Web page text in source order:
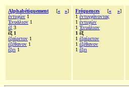
Alphabétiquement [« »]
ἐντυχὼν 1
Ἐνυάλιον 1
ἐξ 3
ἓξ 1
ἐξαίρετον 1
ἐξέθανον 1
ἕξει 1
Fréquences [« »]
1 ἐντυγχάνοντας
1 ἐντυχὼν
1 Ἐνυάλιον
1 ἓξ
1 ἐξαίρετον
1 ἐξέθανον
1 ἕξει